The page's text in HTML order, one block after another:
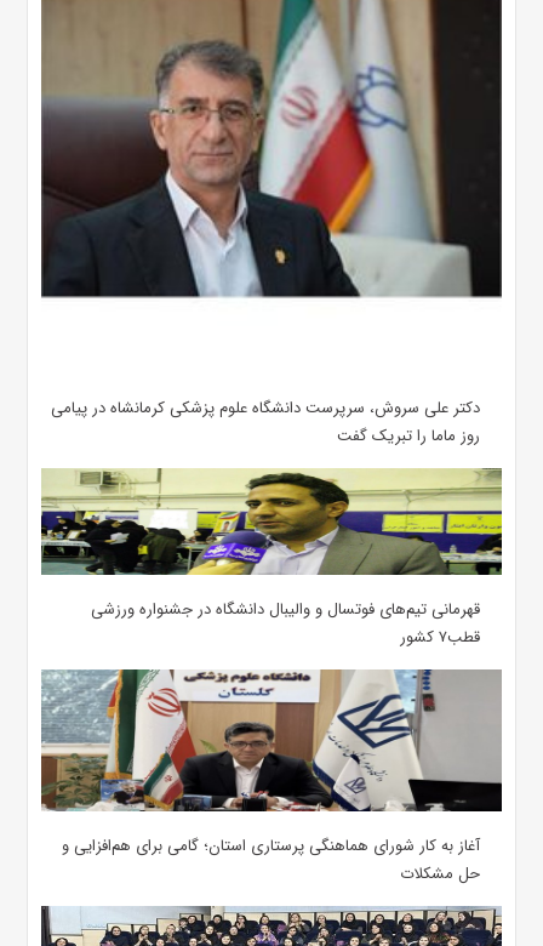
دکتر علی سروش، سرپرست دانشگاه علوم پزشکی کرمانشاه در پیامی
روز ماما را تبریک گفت
قهرمانی تیم‌های فوتسال و والیبال دانشگاه در جشنواره ورزشی
قطب۷ کشور
آغاز به کار شورای هماهنگی پرستاری استان؛ گامی برای هم‌افزایی و
حل مشکلات